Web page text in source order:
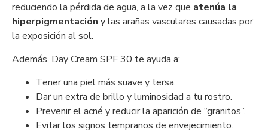
reduciendo la pérdida de agua, a la vez que atenúa la
hiperpigmentación y las arañas vasculares causadas por
la exposición al sol.
Además, Day Cream SPF 30 te ayuda a:
Tener una piel más suave y tersa.
Dar un extra de brillo y luminosidad a tu rostro.
Prevenir el acné y reducir la aparición de “granitos”.
Evitar los signos tempranos de envejecimiento.